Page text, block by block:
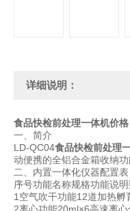
详细说明：
食品快检前处理一体机价格
一、简介
LD-QC04食品快检前处理
动便携的全铝合金箱收纳
二、内置一体化仪器配置表
序号功能名称规格功能说
1空气吹干功能12道加热孵